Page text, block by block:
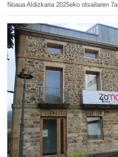
Noaua Aldizkaria 2025eko otsailaren 7a